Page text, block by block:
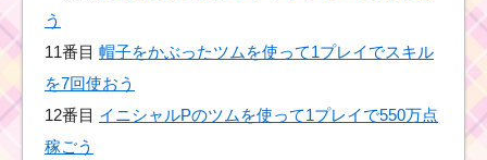
ョンを攻略するツム
う
11番目 帽子をかぶったツムを使って1プレイでスキル
を7回使おう
12番目 イニシャルPのツムを使って1プレイで550万点
稼ごう